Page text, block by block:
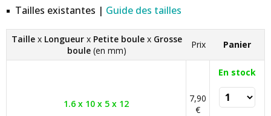
Tailles existantes | Guide des tailles
Taille x Longueur x Petite boule x Grosse
boule (en mm)
Prix Panier
1.6 x 10 x 5 x 12
7,90
€
En stock